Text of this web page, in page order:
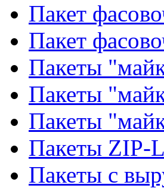
Пакет
Пакет
Пакеты
Пакеты
Пакеты
Пакеты ZIP-
Пакеты с